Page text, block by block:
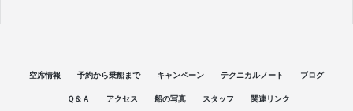
空席情報 予約から乗船まで キャンペーン テクニカルノート ブログ
Ｑ＆Ａ アクセス 船の写真 スタッフ 関連リンク